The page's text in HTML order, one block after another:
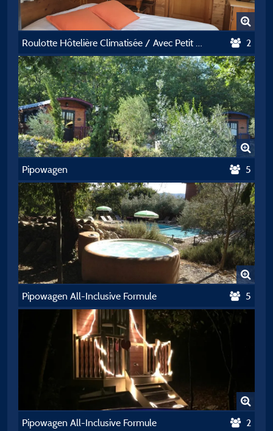
Roulotte Hôtelière Climatisée / Avec Petit Déjeuner / 2 Pers Inclus / Spa Privatif En Option 2
Pipowagen 5
Pipowagen All-Inclusive Formule 5
Pipowagen All-Inclusive Formule 2